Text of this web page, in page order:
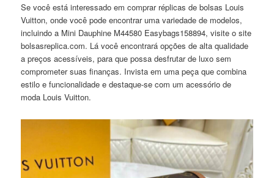
Se você está interessado em comprar réplicas de bolsas Louis
Vuitton, onde você pode encontrar uma variedade de modelos,
incluindo a Mini Dauphine M44580 Easybags158894, visite o site
bolsasreplica.com. Lá você encontrará opções de alta qualidade
a preços acessíveis, para que possa desfrutar de luxo sem
comprometer suas finanças. Invista em uma peça que combina
estilo e funcionalidade e destaque-se com um acessório de
moda Louis Vuitton.